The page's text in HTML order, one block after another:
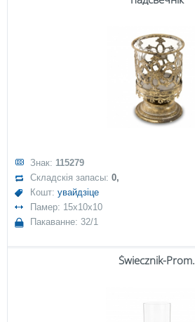
Знак: 115279
Складскія запасы:0,
Кошт:увайдзіце
Памер: 15x10x10
Пакаванне: 32/1
Świecznik-Prom.